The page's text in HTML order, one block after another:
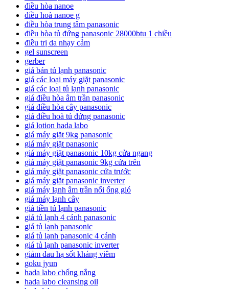
điều hòa nanoe
điều hoà nanoe g
điều hòa trung tâm panasonic
điều hòa tủ đứng panasonic 28000btu 1 chiều
điều trị da nhạy cảm
gel sunscreen
gerber
giá bán tủ lạnh panasonic
giá các loại máy giặt panasonic
giá các loại tủ lạnh panasonic
giá điều hòa âm trần panasonic
giá điều hòa cây panasonic
giá điều hoà tủ đứng panasonic
giá lotion hada labo
giá máy giặt 9kg panasonic
giá máy giặt panasonic
giá máy giặt panasonic 10kg cửa ngang
giá máy giặt panasonic 9kg cửa trên
giá máy giặt panasonic cửa trước
giá máy giặt panasonic inverter
giá máy lạnh âm trần nối ống gió
giá máy lạnh cây
giá tiền tủ lạnh panasonic
giá tủ lạnh 4 cánh panasonic
giá tủ lạnh panasonic
giá tủ lạnh panasonic 4 cánh
giá tủ lạnh panasonic inverter
giảm đau hạ sốt kháng viêm
goku jyun
hada labo chống nắng
hada labo cleansing oil